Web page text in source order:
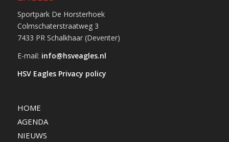
Sportpark De Horsterhoek
Colmschaterstraatweg 3
7433 PR Schalkhaar (Deventer)
E-mail: info@hsveagles.nl
HSV Eagles Privacy policy
HOME
AGENDA
NIEUWS